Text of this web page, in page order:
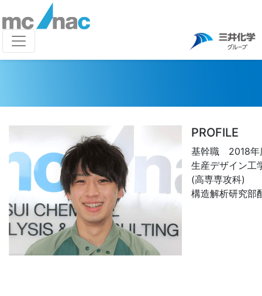
PROFILE
基幹職 2018年
生産デザイン工
(高専専攻科)
構造解析研究部